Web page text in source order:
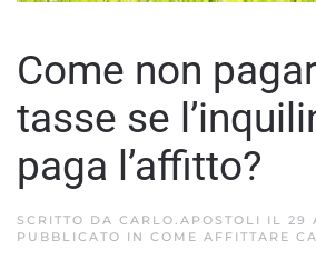
Come non
tasse se
paga l’affitto?
SCRITTO DA CARLO.APOSTOLI IL 29
PUBBLICATO IN COME AFFITTARE